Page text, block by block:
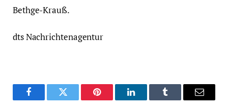
Bethge-Krauß.
dts Nachrichtenagentur
FacebookTwitter Pinterest LinkedInTumblr Email